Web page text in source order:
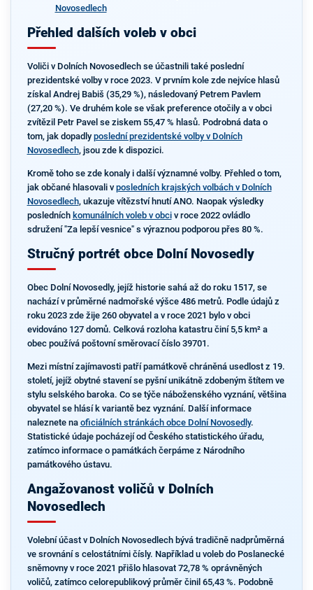
Novosedlech
Přehled dalších voleb v obci
Voliči v Dolních Novosedlech se účastnili také poslední
prezidentské volby v roce 2023. V prvním kole zde nejvíce hlasů
získal Andrej Babiš (35,29 %), následovaný Petrem Pavlem
(27,20 %). Ve druhém kole se však preference otočily a v obci
zvítězil Petr Pavel se ziskem 55,47 % hlasů. Podrobná data o
tom, jak dopadly poslední prezidentské volby v Dolních
Novosedlech, jsou zde k dispozici.
Kromě toho se zde konaly i další významné volby. Přehled o tom,
jak občané hlasovali vposledních krajských volbách v Dolních
Novosedlech, ukazuje vítězství hnutí ANO. Naopak výsledky
posledních komunálních voleb v obciv roce 2022 ovládlo
sdružení "Za lepší vesnice" s výraznou podporou přes 80 %.
Stručný portrét obce Dolní Novosedly
Obec Dolní Novosedly, jejíž historie sahá až do roku 1517, se
nachází v průměrné nadmořské výšce 486 metrů. Podle údajů z
roku 2023 zde žije 260 obyvatel a v roce 2021 bylo v obci
evidováno 127 domů. Celková rozloha katastru činí 5,5 km² a
obec používá poštovní směrovací číslo 39701.
Mezi místní zajímavosti patří památkově chráněná usedlost z 19.
století, jejíž obytné stavení se pyšní unikátně zdobeným štítem ve
stylu selského baroka. Co se týče náboženského vyznání, většina
obyvatel se hlásí k variantě bez vyznání. Další informace
naleznete na oficiálních stránkách obce Dolní Novosedly.
Statistické údaje pocházejí od Českého statistického úřadu,
zatímco informace o památkách čerpáme z Národního
památkového ústavu.
Angažovanost voličů v Dolních
Novosedlech
Volební účast v Dolních Novosedlech bývá tradičně nadprůměrná
ve srovnání s celostátními čísly. Například u voleb do Poslanecké
sněmovny v roce 2021 přišlo hlasovat 72,78 % oprávněných
voličů, zatímco celorepublikový průměr činil 65,43 %. Podobně